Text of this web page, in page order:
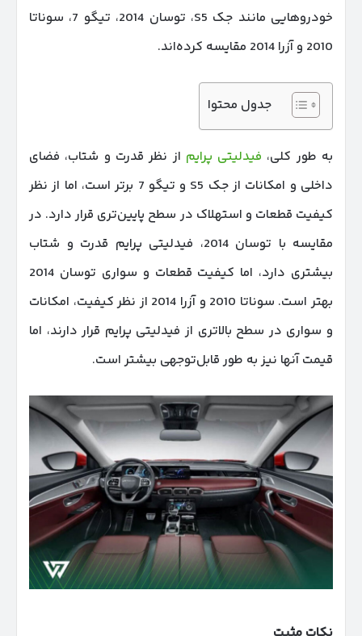
خودروهایی مانند جک S5، توسان 2014، تیگو 7، سوناتا
2010 و آزرا 2014 مقایسه کرده‌اند.
جدول محتوا
به طور کلی، فیدلیتی پرایم از نظر قدرت و شتاب، فضای
داخلی و امکانات از جک S5 و تیگو 7 برتر است، اما از نظر
کیفیت قطعات و استهلاک در سطح پایین‌تری قرار دارد. در
مقایسه با توسان 2014، فیدلیتی پرایم قدرت و شتاب
بیشتری دارد، اما کیفیت قطعات و سواری توسان 2014
بهتر است. سوناتا 2010 و آزرا 2014 از نظر کیفیت، امکانات
و سواری در سطح بالاتری از فیدلیتی پرایم قرار دارند، اما
قیمت آنها نیز به طور قابل‌توجهی بیشتر است.